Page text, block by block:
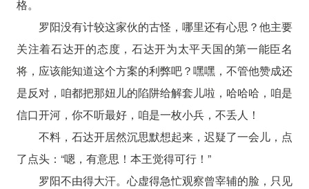
格。
罗阳没有计较这家伙的古怪，哪里还有心思？他主要
关注着石达开的态度，石达开为太平天国的第一能臣名
将，应该能知道这个方案的利弊吧？嘿嘿，不管他赞成还
是反对，咱都把那妞儿的陷阱给解套儿啦，哈哈哈，咱是
信口开河，你不听最好，咱是一枚小兵，不丢人！
不料，石达开居然沉思默想起来，迟疑了一会儿，点
了点头：“嗯，有意思！本王觉得可行！”
罗阳不由得大汗。心虚得急忙观察曾宰辅的脸，只见